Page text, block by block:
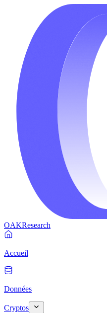
OAKResearch
Accueil
Données
Cryptos